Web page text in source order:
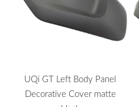
UQi GT Left Body Panel
Decorative Cover matte